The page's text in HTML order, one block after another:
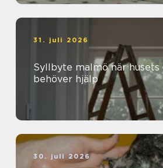
31. juli 2026
Syllbyte malmö när husets grund
behöver hjälp
30. juli 2026